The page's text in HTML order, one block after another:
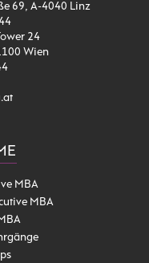
69, A-4040 Linz
24
Wien
MBA
MBA